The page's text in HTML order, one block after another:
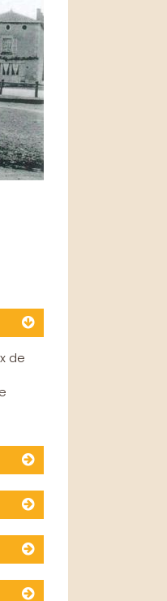
de